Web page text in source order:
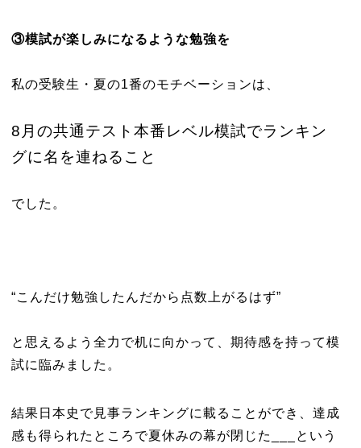
③模試が楽しみになるような勉強を
私の受験生・夏の1番のモチベーションは、
8月の共通テスト本番レベル模試でランキン
グに名を連ねること
でした。
“こんだけ勉強したんだから点数上がるはず”
と思えるよう全力で机に向かって、期待感を持って模
試に臨みました。
結果日本史で見事ランキングに載ることができ、達成
感も得られたところで夏休みの幕が閉じた___という